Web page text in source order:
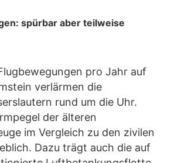
spürbar aber teilweise
pro Jahr auf
verlärmen die
rund um die Uhr.
der älteren
im Vergleich zu den zivilen
Dazu trägt auch die auf